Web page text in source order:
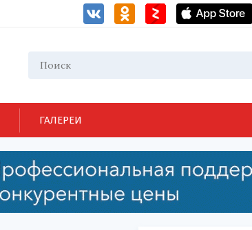
ГАЛЕРЕИ